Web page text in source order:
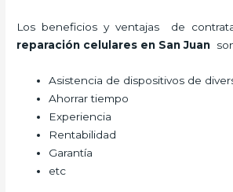
Los beneficios y ventajas de
reparación celulares en San Juan
Asistencia de dispositivos de
Ahorrar tiempo
Experiencia
Rentabilidad
Garantía
etc